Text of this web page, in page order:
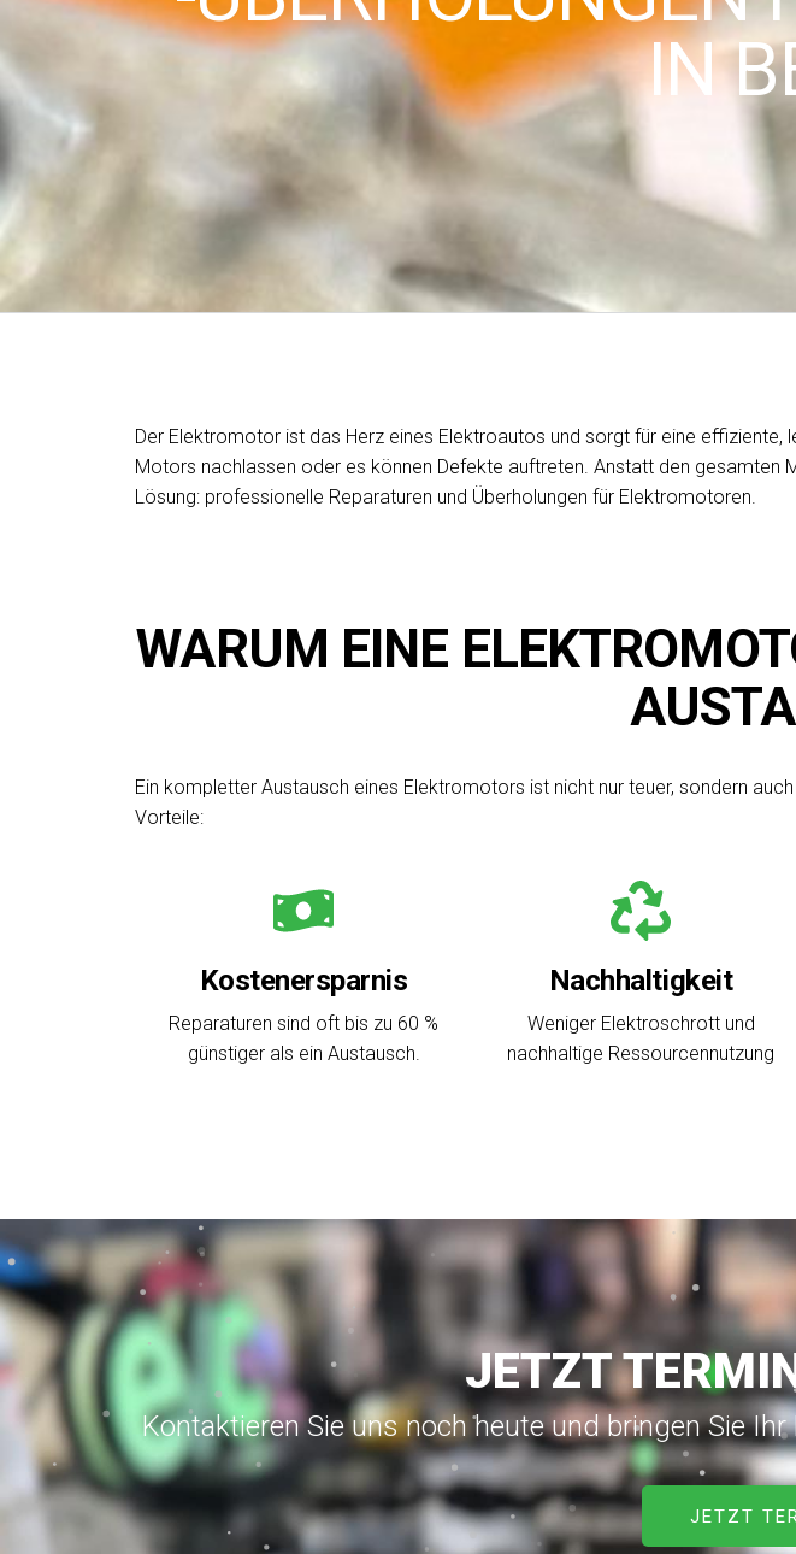
IN
Der Elektromotor ist das Herz eines Elektroautos und sorgt für eine
Motors nachlassen oder es können Defekte auftreten. Anstatt den gesamten
Lösung: professionelle Reparaturen und Überholungen für Elektromotoren.
WARUM EINE
Ein kompletter Austausch eines Elektromotors ist nicht nur teuer, sondern
Vorteile:
Kostenersparnis
Reparaturen sind oft bis zu 60 %
günstiger als ein Austausch.
Nachhaltigkeit
Weniger Elektroschrott und
nachhaltige Ressourcennutzung
JETZT
Kontaktieren Sie uns noch heute und bringen Sie
JETZT